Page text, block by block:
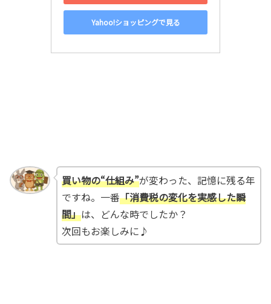
Yahoo!ショッピングで見る
買い物の“仕組み”が変わった、記憶に残る年
ですね。一番「消費税の変化を実感した瞬
間」は、どんな時でしたか？
次回もお楽しみに♪